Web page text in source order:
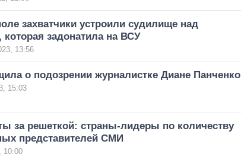
захватчики устроили судилище над
задонатила на ВСУ
13:56
о подозрении журналистке Диане Панченко
15:03
за решеткой: страны-лидеры по количеству
представителей СМИ
10:00